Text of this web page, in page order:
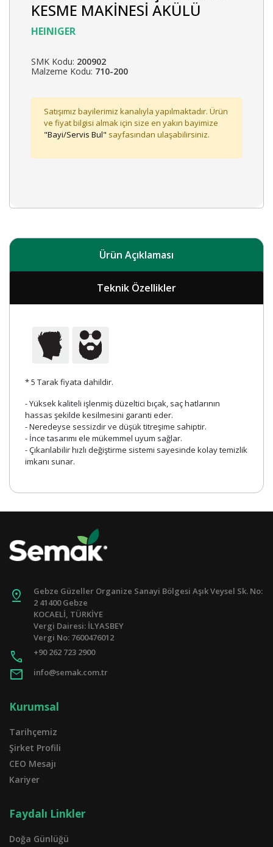
KESME MAKİNESİ AKÜLÜ
HEINIGER
SMK Kodu: 200902
Malzeme Kodu: 710-200
Satışımız bayilerimiz kanalıyla yapılmaktadır. Ürün
ve fiyat bilgisi almak için size en yakın bayimize
"Bayi/Servis Bul" sayfasından ulaşabilirsiniz.
Ürün Açıklaması
Teknik Özellikler
* 5 Tarak fiyata dahildir.
- Yüksek kaliteli işlenmiş düzeltici bıçak, saç hatlarının
hassas şekilde kesilmesini garanti eder.
- Neredeyse sessizdir ve düşük titreşime sahiptir.
- İnce tasarımı ele mükemmel uyum sağlar.
- Çıkarılabilir hızlı değiştirme sistemi sayesinde kolay temizlik
imkanı sunar.
pin_drop
Gebze Güzeller Organize Sanayi Bölgesi Aşık Veysel Sk. No:
2 41400 Gebze
KOCAELİ, TÜRKİYE
Vergi Dairesi: İLYASBEY
Vergi No: 7600476012
call +90 262 723 2900
mail info@semak.com.tr
Kurumsal
Tarihçemiz
Şirket Profili
CEO Mesajı
Kariyer
Faydalı Linkler
Doğa Günlüğü